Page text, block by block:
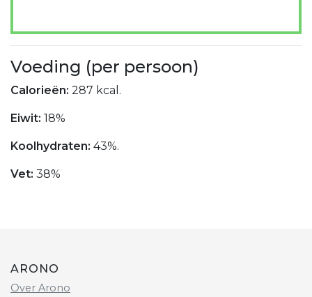
Voeding (per persoon)
Calorieën: 287 kcal.
Eiwit: 18%
Koolhydraten: 43%.
Vet: 38%
ARONO
Over Arono